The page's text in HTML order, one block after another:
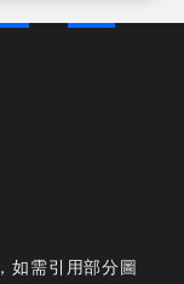
如需引用部分圖